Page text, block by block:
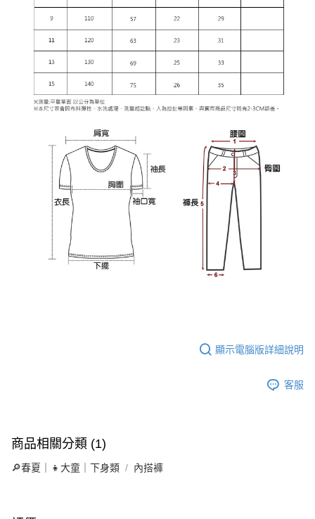
顯示電腦版詳細說明
客服
商品相關分類 (1)
🔎春夏｜👧大童｜下身類 內搭褲